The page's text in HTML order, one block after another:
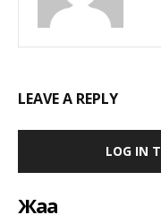
LEAVE A REPLY
LOG IN
Жаңа